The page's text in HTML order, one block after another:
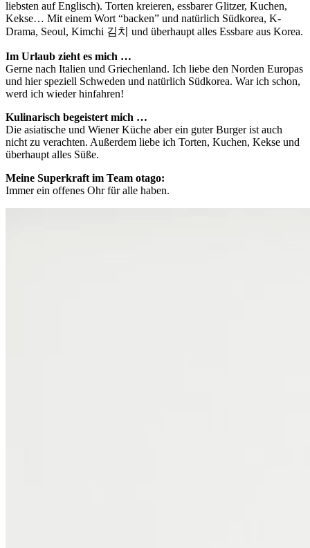
liebsten auf Englisch). Torten kreieren, essbarer Glitzer, Kuchen,
Kekse… Mit einem Wort “backen” und natürlich Südkorea, K-
Drama, Seoul, Kimchi 김치 und überhaupt alles Essbare aus Korea.
Im Urlaub zieht es mich …
Gerne nach Italien und Griechenland. Ich liebe den Norden Europas
und hier speziell Schweden und natürlich Südkorea. War ich schon,
werd ich wieder hinfahren!
Kulinarisch begeistert mich …
Die asiatische und Wiener Küche aber ein guter Burger ist auch
nicht zu verachten. Außerdem liebe ich Torten, Kuchen, Kekse und
überhaupt alles Süße.
Meine Superkraft im Team otago:
Immer ein offenes Ohr für alle haben.